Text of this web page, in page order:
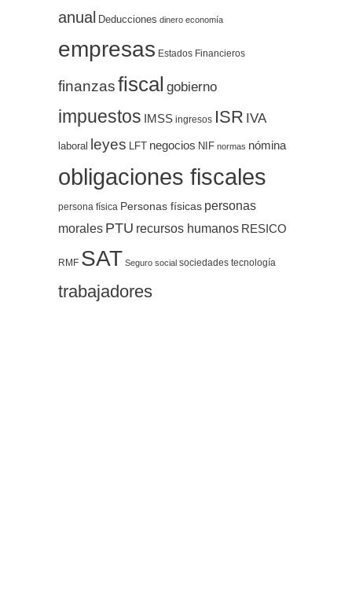
anual Deducciones dinero economía
empresas Estados Financieros
finanzasfiscal gobierno
impuestos IMSS ingresos ISR IVA
laboral leyes LFT negocios NIF normas nómina
obligaciones fiscales
persona física Personas físicas personas
morales PTU recursos humanos RESICO
RMF SAT Seguro social sociedades tecnología
trabajadores